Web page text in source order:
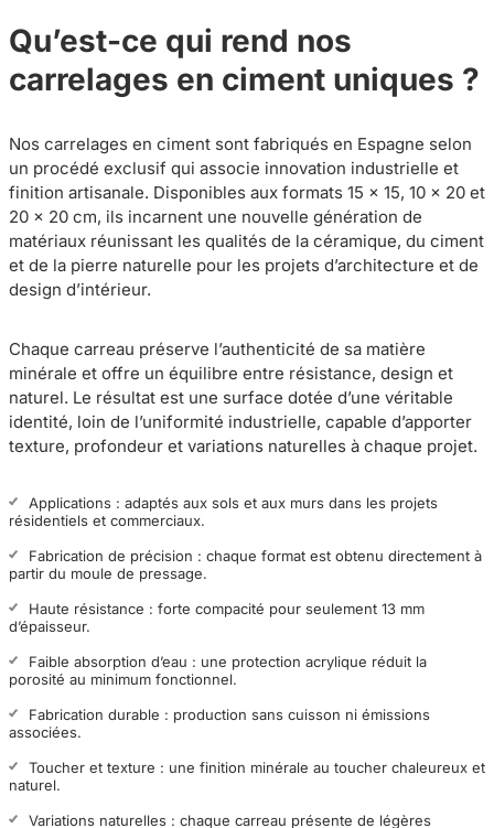
Qu’est-ce qui rend nos
carrelages en ciment uniques ?
Nos carrelages en ciment sont fabriqués en Espagne selon
un procédé exclusif qui associe innovation industrielle et
finition artisanale. Disponibles aux formats 15 × 15, 10 × 20 et
20 × 20 cm, ils incarnent une nouvelle génération de
matériaux réunissant les qualités de la céramique, du ciment
et de la pierre naturelle pour les projets d’architecture et de
design d’intérieur.
Chaque carreau préserve l’authenticité de sa matière
minérale et offre un équilibre entre résistance, design et
naturel. Le résultat est une surface dotée d’une véritable
identité, loin de l’uniformité industrielle, capable d’apporter
texture, profondeur et variations naturelles à chaque projet.
Applications : adaptés aux sols et aux murs dans les projets
résidentiels et commerciaux.
Fabrication de précision : chaque format est obtenu directement à
partir du moule de pressage.
Haute résistance : forte compacité pour seulement 13 mm
d’épaisseur.
Faible absorption d’eau : une protection acrylique réduit la
porosité au minimum fonctionnel.
Fabrication durable : production sans cuisson ni émissions
associées.
Toucher et texture : une finition minérale au toucher chaleureux et
naturel.
Variations naturelles : chaque carreau présente de légères